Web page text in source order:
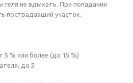
геля не вдыхать. При попадании
пострадавший участок.
% или более (до 15 %)
до 5